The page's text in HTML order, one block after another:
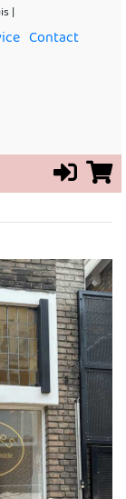
|
Contact